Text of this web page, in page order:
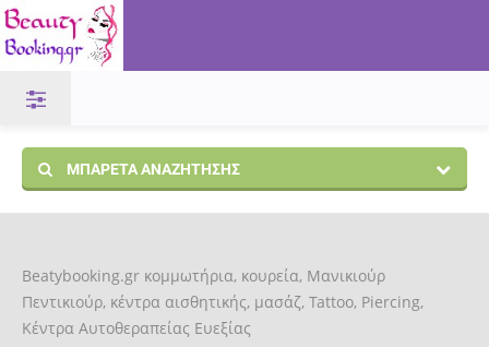
ΜΠΑΡΈΤΑ ΑΝΑΖΉΤΗΣΗΣ
Beatybooking.gr κομμωτήρια, κουρεία, Μανικιούρ
Πεντικιούρ, κέντρα αισθητικής, μασάζ, Tattoo, Piercing,
Κέντρα Αυτοθεραπείας Ευεξίας